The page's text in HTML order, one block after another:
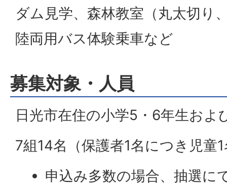
ダム見学、森林教室（丸太切り
陸両用バス体験乗車など
募集対象・人員
日光市在住の小学5・6年生およ
7組14名（保護者1名につき児童
申込み多数の場合、抽選に